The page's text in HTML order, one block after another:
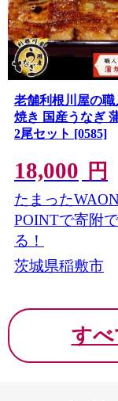
老舗利根川屋の職
焼き 国産うなぎ
2尾セット [0585]
18,000 円
たまった
POINTで寄附
る！
茨城県稲敷市
すべ